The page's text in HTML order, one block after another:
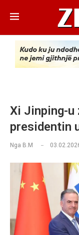
Xi Jinping-u
presidentin
Nga B.M